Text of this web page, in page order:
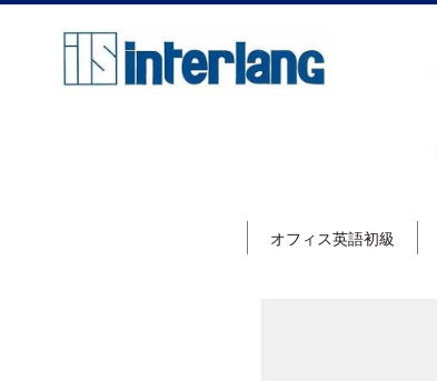
オフィス英語初級